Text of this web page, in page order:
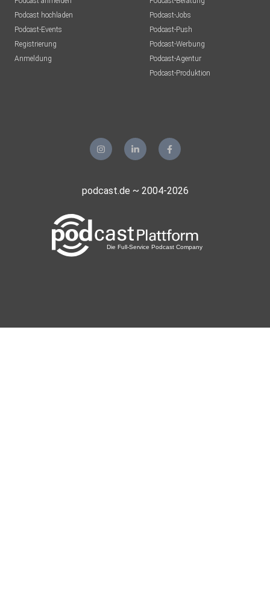
Podcast hochladen
Podcast-Events
Registrierung
Anmeldung
Podcast-Jobs
Podcast-Push
Podcast-Werbung
Podcast-Agentur
Podcast-Produktion
podcast.de ~ 2004-2026